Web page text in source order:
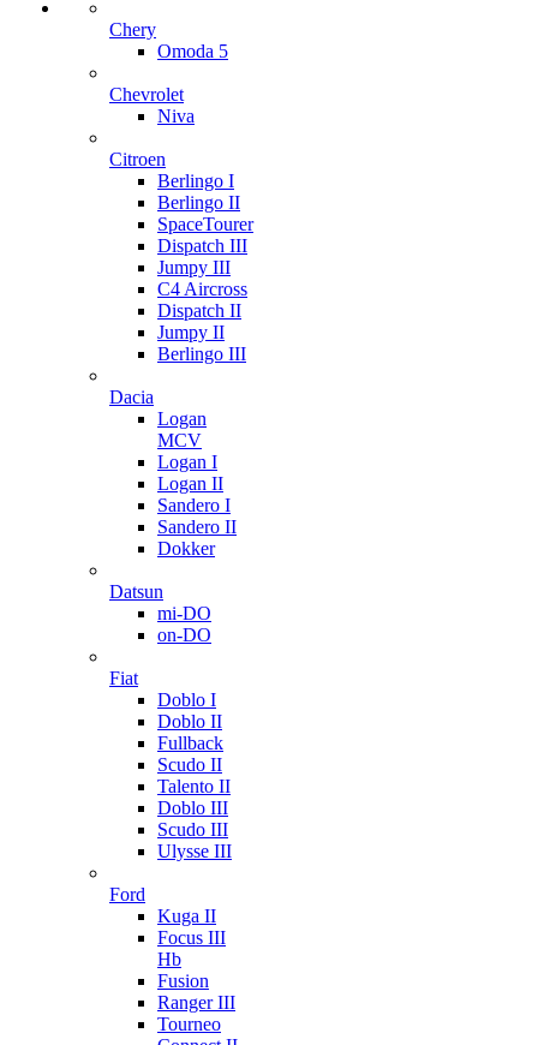
Chery
Omoda 5
Chevrolet
Niva
Citroen
Berlingo I
Berlingo II
SpaceTourer
Dispatch III
Jumpy III
C4 Aircross
Dispatch II
Jumpy II
Berlingo III
Dacia
Logan
MCV
Logan I
Logan II
Sandero I
Sandero II
Dokker
Datsun
mi-DO
on-DO
Fiat
Doblo I
Doblo II
Fullback
Scudo II
Talento II
Doblo III
Scudo III
Ulysse III
Ford
Kuga II
Focus III
Hb
Fusion
Ranger III
Tourneo